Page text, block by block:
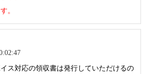
。
ス対応の領収書は発行していただけるの